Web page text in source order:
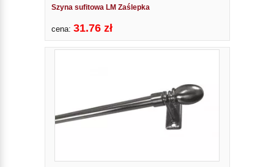
Szyna sufitowa LM Zaślepka
cena: 31.76 zł